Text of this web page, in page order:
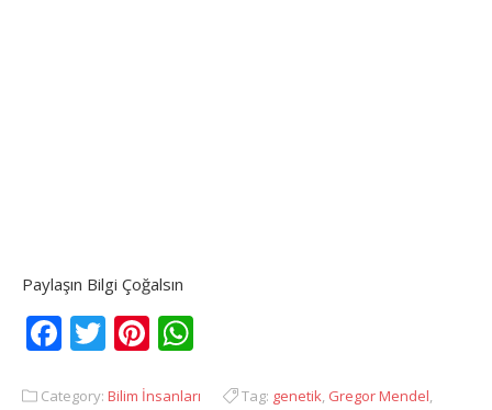
Paylaşın Bilgi Çoğalsın
Facebook
TwitterPinterest
Category: Bilim İnsanları Tag: genetik, Gregor Mendel,